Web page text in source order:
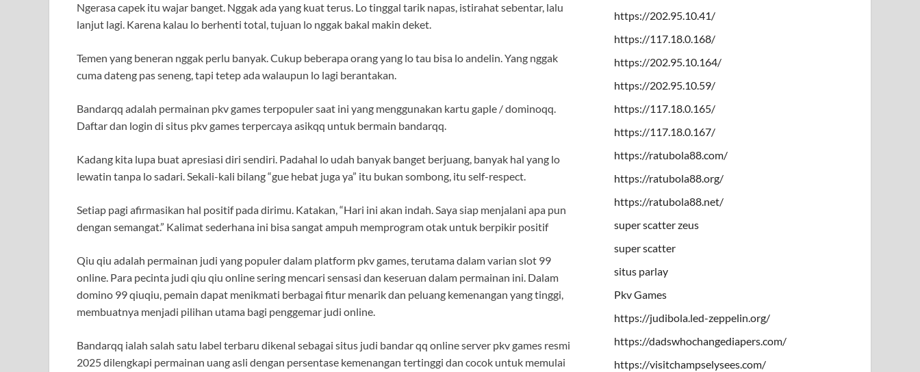
Ngerasa capek itu wajar banget. Nggak ada yang kuat terus. Lo tinggal tarik napas, istirahat sebentar, lalu
lanjut lagi. Karena kalau lo berhenti total, tujuan lo nggak bakal makin deket.
Temen yang beneran nggak perlu banyak. Cukup beberapa orang yang lo tau bisa lo andelin. Yang nggak
cuma dateng pas seneng, tapi tetep ada walaupun lo lagi berantakan.
Bandarqq adalah permainan pkv games terpopuler saat ini yang menggunakan kartu gaple / dominoqq.
Daftar dan login di situs pkv games terpercaya asikqq untuk bermain bandarqq.
Kadang kita lupa buat apresiasi diri sendiri. Padahal lo udah banyak banget berjuang, banyak hal yang lo
lewatin tanpa lo sadari. Sekali-kali bilang “gue hebat juga ya” itu bukan sombong, itu self-respect.
Setiap pagi afirmasikan hal positif pada dirimu. Katakan, “Hari ini akan indah. Saya siap menjalani apa pun
dengan semangat.” Kalimat sederhana ini bisa sangat ampuh memprogram otak untuk berpikir positif
Qiu qiu adalah permainan judi yang populer dalam platform pkv games, terutama dalam varian slot 99
online. Para pecinta judi qiu qiu online sering mencari sensasi dan keseruan dalam permainan ini. Dalam
domino 99 qiuqiu, pemain dapat menikmati berbagai fitur menarik dan peluang kemenangan yang tinggi,
membuatnya menjadi pilihan utama bagi penggemar judi online.
Bandarqq ialah salah satu label terbaru dikenal sebagai situs judi bandar qq online server pkv games resmi
2025 dilengkapi permainan uang asli dengan persentase kemenangan tertinggi dan cocok untuk memulai
https://202.95.10.41/
https://117.18.0.168/
https://202.95.10.164/
https://202.95.10.59/
https://117.18.0.165/
https://117.18.0.167/
https://ratubola88.com/
https://ratubola88.org/
https://ratubola88.net/
super scatter zeus
super scatter
situs parlay
Pkv Games
https://judibola.led-zeppelin.org/
https://dadswhochangediapers.com/
https://visitchampselysees.com/